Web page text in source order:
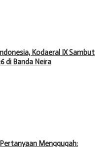
Kodaeral IX Sambut
di Banda Neira
Menggugah: